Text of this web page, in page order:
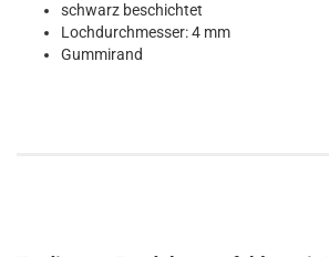
schwarz beschichtet
Lochdurchmesser: 4 mm
Gummirand